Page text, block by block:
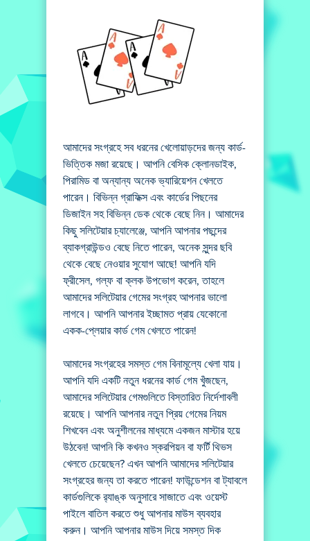
আমাদের সংগ্রহে সব ধরনের খেলোয়াড়দের জন্য কার্ড-
ভিত্তিক মজা রয়েছে। আপনি বেসিক ক্লোনডাইক,
পিরামিড বা অন্যান্য অনেক ভ্যারিয়েশন খেলতে
পারেন। বিভিন্ন গ্রাফিক্স এবং কার্ডের পিছনের
ডিজাইন সহ বিভিন্ন ডেক থেকে বেছে নিন। আমাদের
কিছু সলিটেয়ার চ্যালেঞ্জে, আপনি আপনার পছন্দের
ব্যাকগ্রাউন্ডও বেছে নিতে পারেন, অনেক সুন্দর ছবি
থেকে বেছে নেওয়ার সুযোগ আছে! আপনি যদি
ফ্রীসেল, গল্ফ বা ক্লক উপভোগ করেন, তাহলে
আমাদের সলিটেয়ার গেমের সংগ্রহ আপনার ভালো
লাগবে। আপনি আপনার ইচ্ছামত প্রায় যেকোনো
একক-প্লেয়ার কার্ড গেম খেলতে পারেন!
আমাদের সংগ্রহের সমস্ত গেম বিনামূল্যে খেলা যায়।
আপনি যদি একটি নতুন ধরনের কার্ড গেম খুঁজছেন,
আমাদের সলিটেয়ার গেমগুলিতে বিস্তারিত নির্দেশাবলী
রয়েছে। আপনি আপনার নতুন প্রিয় গেমের নিয়ম
শিখবেন এবং অনুশীলনের মাধ্যমে একজন মাস্টার হয়ে
উঠবেন! আপনি কি কখনও স্করপিয়ন বা ফর্টি থিভস
খেলতে চেয়েছেন? এখন আপনি আমাদের সলিটেয়ার
সংগ্রহের জন্য তা করতে পারেন! ফাউন্ডেশন বা ট্যাবলে
কার্ডগুলিকে র‍্যাঙ্ক অনুসারে সাজাতে এবং ওয়েস্ট
পাইলে বাতিল করতে শুধু আপনার মাউস ব্যবহার
করুন। আপনি আপনার মাউস দিয়ে সমস্ত দিক